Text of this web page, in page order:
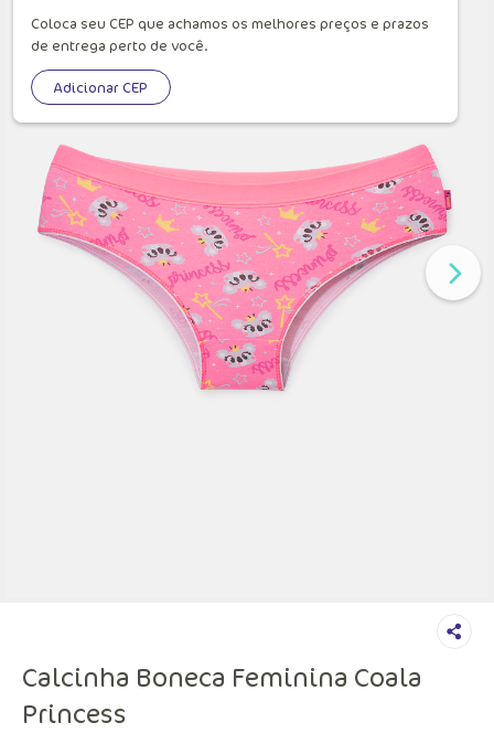
Coloca seu CEP que achamos os melhores preços e prazos
de entrega perto de você.
Adicionar CEP
Calcinha Boneca Feminina Coala
Princess